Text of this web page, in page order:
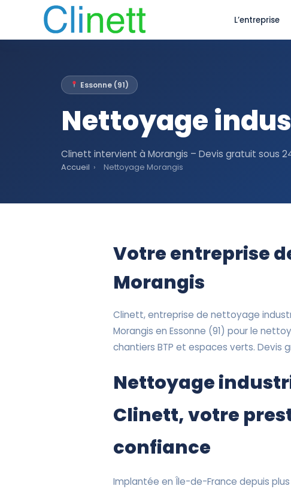
L’entreprise
Essonne (91)
Nettoyage
Clinett intervient à Morangis – Devis gratuit sous
Accueil › Nettoyage Morangis
Votre entreprise
Morangis
Clinett, entreprise de nettoyage
Morangis en Essonne (91) pour le
chantiers BTP et espaces verts. Devis
Nettoyage
Clinett, votre
confiance
Implantée en Île-de-France depuis